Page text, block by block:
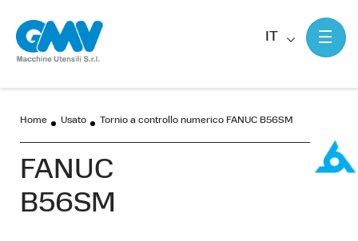
IT
Home Usato Tornio a controllo numerico FANUC B56SM
FANUC
B56SM